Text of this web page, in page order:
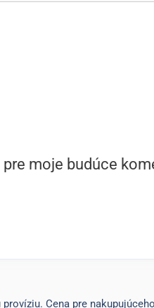
moje budúce
Cena pre